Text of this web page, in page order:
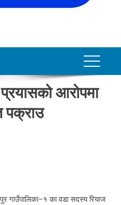
आरोपमा
पक्राउ
गाउँपालिका–१ का वडा सदस्य रियाज